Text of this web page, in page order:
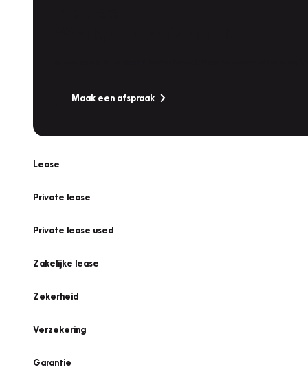
Maak een afspraak
Lease
Private lease
Private lease used
Zakelijke lease
Zekerheid
Verzekering
Garantie